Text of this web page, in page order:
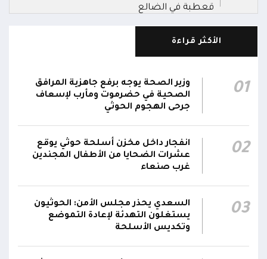
قعطبة في الضالع
مليشيا الحوثي تقصف أحياء سكنية غرب قعطبة
15:35
قصف حوثي عشوائي بالسلاح الثقيل يستهدف
مناطق مآهولة بقرى المعزوب والعبارى في
محافظة الضالع
12:22
والجيش يقصف مواقع حوثية ويتصدى للمسيرات
الأكثر قراءة
01
وزير الصحة يوجه برفع جاهزية المرافق
الصحية في حضرموت ومأرب لإسعاف
جرحى الهجوم الحوثي
02
انفجار داخل مخزن أسلحة حوثي يوقع
عشرات الضحايا من الأطفال المجندين
غرب صنعاء
03
السعدي يحذر مجلس الأمن: الحوثيون
يستغلون التهدئة لإعادة التموضع
وتكديس الأسلحة